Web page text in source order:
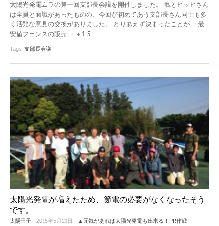
太陽光発電ムラの第一回支部長会議を開催しました。 私とピッピさん
は全員と面識があったものの、今回が初めてあう支部長さん同士も多
く活発な意見の交換がありました。 とりあえず決まったことが ・最
安値フェンスの販売 ・＋1.5…
Tags: 支部長会議
太陽光発電が増えたため、節電の必要がなくなったそう
です。
太陽王子 - 2015年5月23日 - ▲元気があれば太陽光発電も出来る！PR作戦